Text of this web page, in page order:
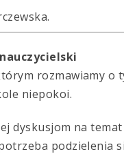
rozmawiamy o
niepokoi.
dyskusjom na
podzielenia